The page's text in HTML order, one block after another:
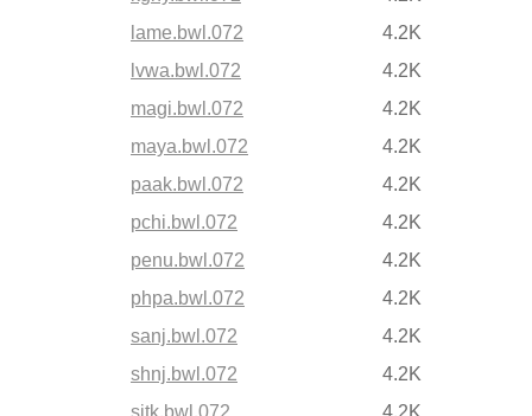
lame.bwl.072
4.2K
lvwa.bwl.072
4.2K
magi.bwl.072
4.2K
maya.bwl.072
4.2K
paak.bwl.072
4.2K
pchi.bwl.072
4.2K
penu.bwl.072
4.2K
phpa.bwl.072
4.2K
sanj.bwl.072
4.2K
shnj.bwl.072
4.2K
sitk.bwl.072
4.2K